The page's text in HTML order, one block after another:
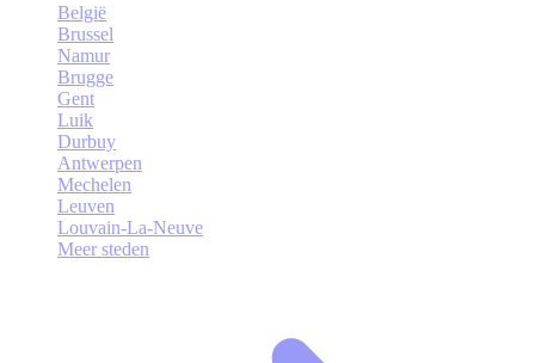
België
Brussel
Namur
Brugge
Gent
Luik
Durbuy
Antwerpen
Mechelen
Leuven
Louvain-La-Neuve
Meer steden